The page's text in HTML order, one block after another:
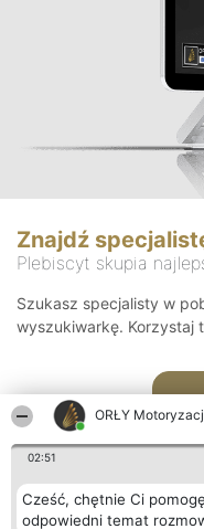
ORŁY
02:51
Cześć, chętnie Ci
odpowiedni temat
Znajdź
Plebiscyt skupia
Szukasz specjalisty w
wyszukiwarkę. Korzystaj